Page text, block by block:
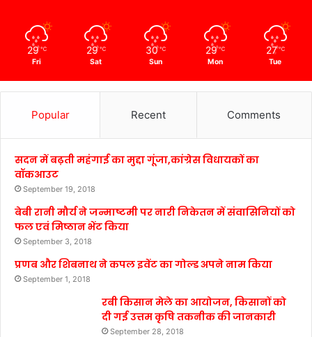
29 ℃
Fri
29 ℃
Sat
30 ℃
Sun
29 ℃
Mon
27 ℃
Tue
Popular Recent Comments
सदन में बढ़ती महंगाई का मुद्दा गूंजा,कांग्रेस विधायकों का
वॉकआउट
September 19, 2018
बेबी रानी मौर्य ने जन्माष्टमी पर नारी निकेतन में संवासिनियों को
फल एवं मिष्ठान भेंट किया
September 3, 2018
प्रणब और शिबनाथ ने कपल इवेंट का गोल्ड अपने नाम किया
September 1, 2018
रबी किसान मेले का आयोजन, किसानों को
दी गई उत्तम कृषि तकनीक की जानकारी
September 28, 2018